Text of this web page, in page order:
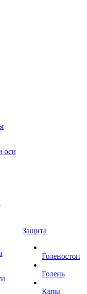
оси
Защита
Голеностоп
Голень
Капы